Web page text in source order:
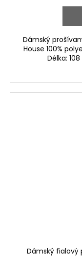
Dámský
House 100%
Délka:
Dámský fialový